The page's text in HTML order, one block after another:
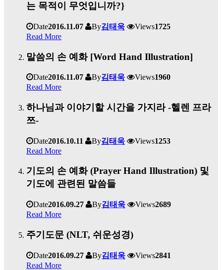
는 목적이 무엇입니까?}
Date2016.11.07 By김태욱 Views1725
Read More
말씀의 손 예화 [Word Hand Illustration]
Date2016.11.07 By김태욱 Views1960
Read More
하나님과 이야기할 시간을 가지라 -헬렌 프라
쯔-
Date2016.10.11 By김태욱 Views1253
Read More
기도의 손 예화 (Prayer Hand Illustration) 및
기도에 관련된 말씀들
Date2016.09.27 By김태욱 Views2689
Read More
주기도문 (NLT, 쉬운성경)
Date2016.09.27 By김태욱 Views2841
Read More